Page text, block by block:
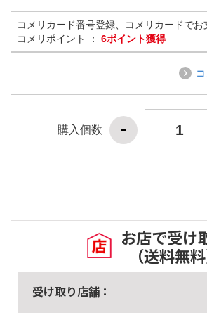
コメリカード番号登録、コメリカードでお
コメリポイント ： 6ポイント獲得
購入個数
お店で受け
（送料無料
受け取り店舗：